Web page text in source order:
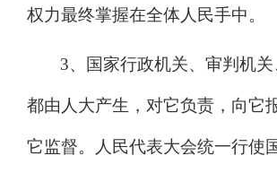
权力最终掌握在全体人民手中。
3、国家行政机关、审判机
都由人大产生，对它负责，向它
它监督。人民代表大会统一行使